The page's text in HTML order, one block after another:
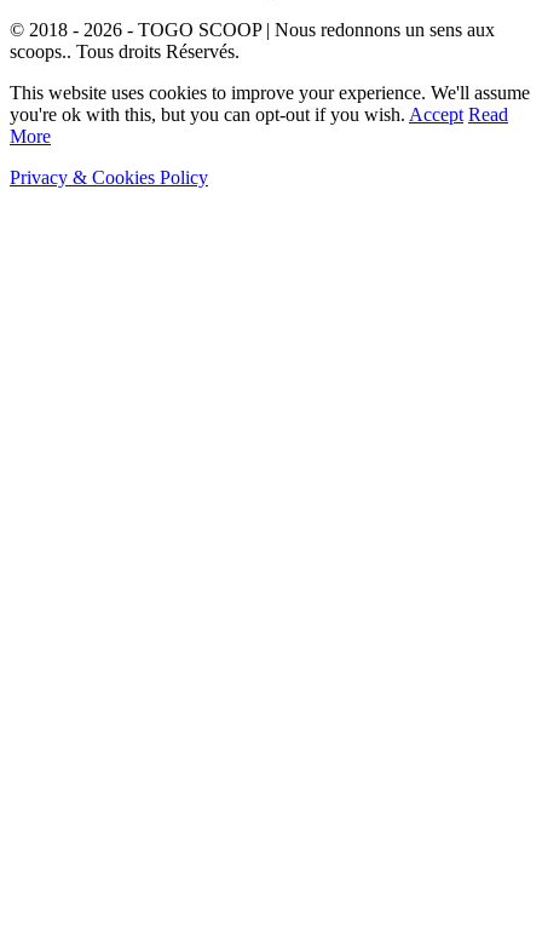
© 2018 - 2026 - TOGO SCOOP | Nous redonnons un sens aux
scoops.. Tous droits Réservés.
This website uses cookies to improve your experience. We'll assume
you're ok with this, but you can opt-out if you wish. Accept Read
More
Privacy & Cookies Policy